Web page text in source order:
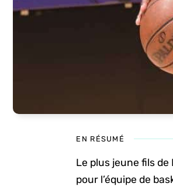
EN RÉSUMÉ
Le plus jeune fils
pour l’équipe de